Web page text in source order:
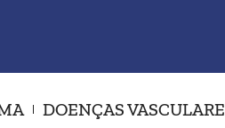
DOENÇAS